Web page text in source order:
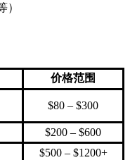
）
价格范围
$80 – $300
$200 – $600
$500 – $1200+